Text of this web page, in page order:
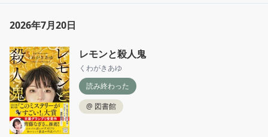
2026年7月20日
レモンと殺人鬼
くわがきあゆ
読み終わった
@ 図書館